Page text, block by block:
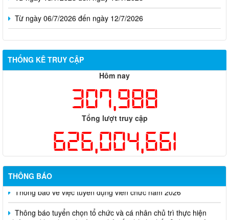
Từ ngày 06/7/2026 đến ngày 12/7/2026
THỐNG KÊ TRUY CẬP
Hôm nay
307,988
Tổng lượt truy cập
626,004,661
THÔNG BÁO
Thông báo về việc tuyển dụng viên chức năm 2026
Thông báo tuyển chọn tổ chức và cá nhân chủ trì thực hiện
nhiệm vụ khoa học và công nghệ cấp thành phố sử dụng ngân
sách nhà nước đặt hàng thực hiện năm 2026 (đợt 1) lần 3